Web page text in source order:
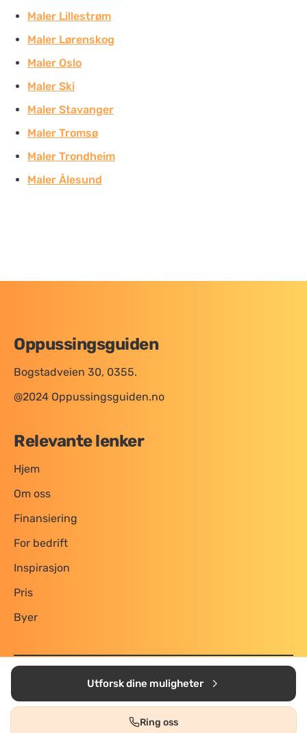
Maler Lillestrøm
Maler Lørenskog
Maler Oslo
Maler Ski
Maler Stavanger
Maler Tromsø
Maler Trondheim
Maler Ålesund
Utforsk dine muligheter
Ring oss
Oppussingsguiden
Bogstadveien 30, 0355.
@2024 Oppussingsguiden.no
Relevante lenker
Hjem
Om oss
Finansiering
For bedrift
Inspirasjon
Pris
Byer
Personvern og vilkår
Utviklet av Boligtjenesten AS
ole@oppussingsguiden.no